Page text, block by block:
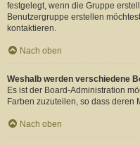
festgelegt, wenn die Gruppe
Benutzergruppe erstellen
kontaktieren.
Nach oben
Weshalb werden verschiedene
Es ist der Board-Administration
Farben zuzuteilen, so dass deren
Nach oben